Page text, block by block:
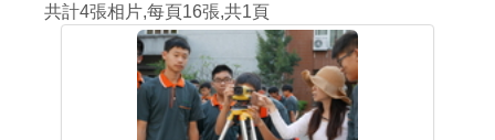
共計4張相片,每頁16張,共1頁